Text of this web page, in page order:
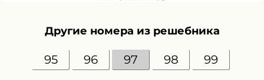
Другие номера из решебника
95 96 97 98 99